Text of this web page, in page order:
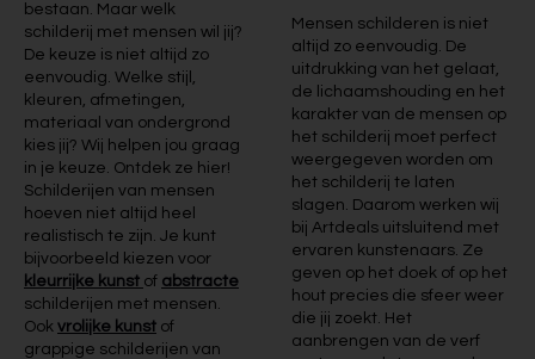
bestaan. Maar welk
schilderij met mensen wil jij?
De keuze is niet altijd zo
eenvoudig. Welke stijl,
kleuren, afmetingen,
materiaal van ondergrond
kies jij? Wij helpen jou graag
in je keuze. Ontdek ze hier!
Schilderijen van mensen
hoeven niet altijd heel
realistisch te zijn. Je kunt
bijvoorbeeld kiezen voor
kleurrijke kunst of abstracte
schilderijen met mensen.
Ook vrolijke kunst of
grappige schilderijen van
Mensen schilderen is niet
altijd zo eenvoudig. De
uitdrukking van het gelaat,
de lichaamshouding en het
karakter van de mensen op
het schilderij moet perfect
weergegeven worden om
het schilderij te laten
slagen. Daarom werken wij
bij Artdeals uitsluitend met
ervaren kunstenaars. Ze
geven op het doek of op het
hout precies die sfeer weer
die jij zoekt. Het
aanbrengen van de verf